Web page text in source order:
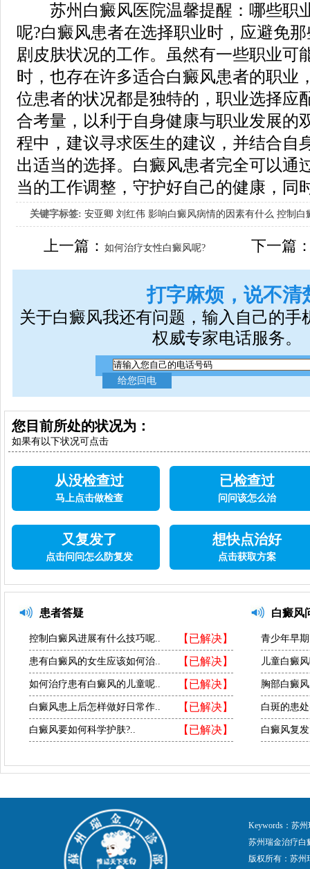
苏州白癜风医院温馨提醒：哪些职
呢?白癜风患者在选择职业时，应避免
剧皮肤状况的工作。虽然有一些职业可
时，也存在许多适合白癜风患者的职业
位患者的状况都是独特的，职业选择应
合考量，以利于自身健康与职业发展的
程中，建议寻求医生的建议，并结合自
出适当的选择。白癜风患者完全可以通
当的工作调整，守护好自己的健康，同
关键字标签: 安亚卿 刘红伟 影响白癜风病情的因素有什么 控制白
女生应该如何治疗呢
上一篇：如何治疗女性白癜风呢? 下一篇
打字麻烦，说不清
关于白癜风我还有问题，输入自己的手
权威专家电话服务。
您目前所处的状况为：
如果有以下状况可点击
从没检查过
马上点击做检查
已检查过
问问该怎么治
又复发了
点击问问怎么防复发
想快点治好
点击获取方案
患者答疑
【已解决】
控制白癜风进展有什么技巧呢..
【已解决】
患有白癜风的女生应该如何治..
【已解决】
如何治疗患有白癜风的儿童呢..
【已解决】
白癜风患上后怎样做好日常作..
【已解决】
白癜风要如何科学护肤?..
白癜风
青少年早
儿童白癜
胸部白癜
白斑的患
白癜风复
Keywords：苏
苏州瑞金治疗白
版权所有：苏